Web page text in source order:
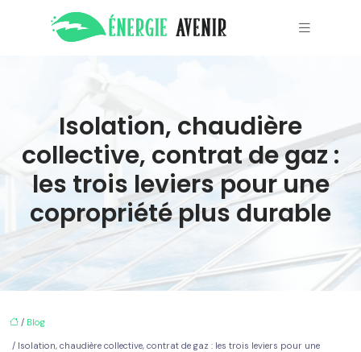
Isolation, chaudière
collective, contrat de gaz :
les trois leviers pour une
copropriété plus durable
/ Blog
/ Isolation, chaudière collective, contrat de gaz : les trois leviers pour une